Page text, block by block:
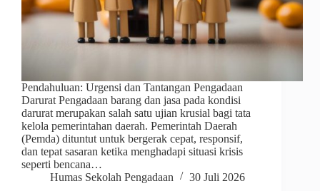
Pendahuluan: Urgensi dan Tantangan Pengadaan
Darurat Pengadaan barang dan jasa pada kondisi
darurat merupakan salah satu ujian krusial bagi tata
kelola pemerintahan daerah. Pemerintah Daerah
(Pemda) dituntut untuk bergerak cepat, responsif,
dan tepat sasaran ketika menghadapi situasi krisis
seperti bencana…
Humas Sekolah Pengadaan
30 Juli 2026